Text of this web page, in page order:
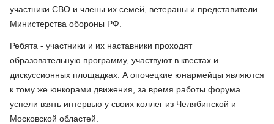
участники СВО и члены их семей, ветераны и представители
Министерства обороны РФ.
Ребята - участники и их наставники проходят
образовательную программу, участвуют в квестах и
дискуссионных площадках. А опочецкие юнармейцы являются
к тому же юнкорами движения, за время работы форума
успели взять интервью у своих коллег из Челябинской и
Московской областей.